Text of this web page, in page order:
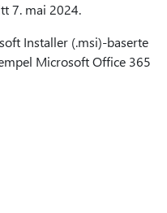
7. mai 2024.
Installer (.msi)-baserte
Microsoft Office 365